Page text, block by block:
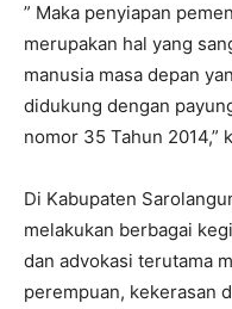
” Maka penyiapan
merupakan hal yang
manusia masa depan
didukung dengan
nomor 35 Tahun 2014,”
Di Kabupaten
melakukan berbagai
dan advokasi terutama
perempuan, kekerasan